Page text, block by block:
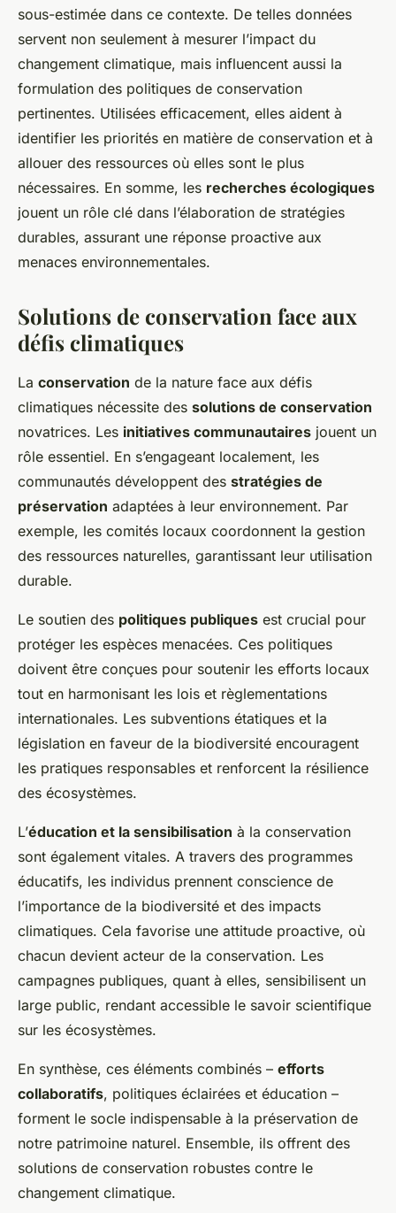
sous-estimée dans ce contexte. De telles données
servent non seulement à mesurer l’impact du
changement climatique, mais influencent aussi la
formulation des politiques de conservation
pertinentes. Utilisées efficacement, elles aident à
identifier les priorités en matière de conservation et à
allouer des ressources où elles sont le plus
nécessaires. En somme, les recherches écologiques
jouent un rôle clé dans l’élaboration de stratégies
durables, assurant une réponse proactive aux
menaces environnementales.
Solutions de conservation face aux
défis climatiques
La conservation de la nature face aux défis
climatiques nécessite des solutions de conservation
novatrices. Les initiatives communautaires jouent un
rôle essentiel. En s’engageant localement, les
communautés développent des stratégies de
préservation adaptées à leur environnement. Par
exemple, les comités locaux coordonnent la gestion
des ressources naturelles, garantissant leur utilisation
durable.
Le soutien des politiques publiques est crucial pour
protéger les espèces menacées. Ces politiques
doivent être conçues pour soutenir les efforts locaux
tout en harmonisant les lois et règlementations
internationales. Les subventions étatiques et la
législation en faveur de la biodiversité encouragent
les pratiques responsables et renforcent la résilience
des écosystèmes.
L’éducation et la sensibilisation à la conservation
sont également vitales. A travers des programmes
éducatifs, les individus prennent conscience de
l’importance de la biodiversité et des impacts
climatiques. Cela favorise une attitude proactive, où
chacun devient acteur de la conservation. Les
campagnes publiques, quant à elles, sensibilisent un
large public, rendant accessible le savoir scientifique
sur les écosystèmes.
En synthèse, ces éléments combinés – efforts
collaboratifs, politiques éclairées et éducation –
forment le socle indispensable à la préservation de
notre patrimoine naturel. Ensemble, ils offrent des
solutions de conservation robustes contre le
changement climatique.